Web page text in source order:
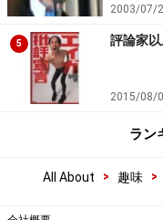
2003/07/
5 評論家
2015/08/
ラン
All About > 趣味 >